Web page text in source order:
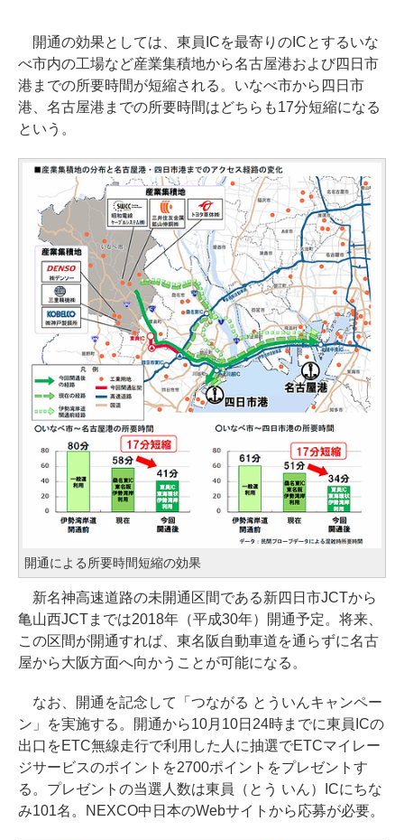
開通の効果としては、東員ICを最寄りのICとするいな
べ市内の工場など産業集積地から名古屋港および四日市
港までの所要時間が短縮される。いなべ市から四日市
港、名古屋港までの所要時間はどちらも17分短縮になる
という。
開通による所要時間短縮の効果
新名神高速道路の未開通区間である新四日市JCTから
亀山西JCTまでは2018年（平成30年）開通予定。将来、
この区間が開通すれば、東名阪自動車道を通らずに名古
屋から大阪方面へ向かうことが可能になる。
なお、開通を記念して「つながる とういんキャンペー
ン」を実施する。開通から10月10日24時までに東員ICの
出口をETC無線走行で利用した人に抽選でETCマイレー
ジサービスのポイントを2700ポイントをプレゼントす
る。プレゼントの当選人数は東員（とう いん）ICにちな
み101名。NEXCO中日本のWebサイトから応募が必要。